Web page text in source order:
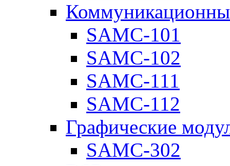
SAMC-101
SAMC-102
SAMC-111
SAMC-112
Графические
SAMC-302